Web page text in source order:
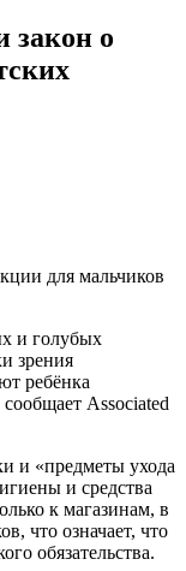
закон о
для мальчиков
и голубых
зрения
ребёнка
Associated
и «предметы ухода
и средства
к магазинам, в
что означает, что
обязательства.